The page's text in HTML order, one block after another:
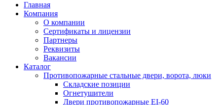
Главная
Компания
О компании
Сертификаты и лицензии
Партнеры
Реквизиты
Вакансии
Каталог
Противопожарные стальные двери, ворота, люки
Складские позиции
Огнетушители
Двери противопожарные EI-60